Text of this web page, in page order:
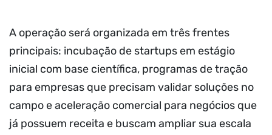
A operação será organizada em três frentes
principais: incubação de startups em estágio
inicial com base científica, programas de tração
para empresas que precisam validar soluções no
campo e aceleração comercial para negócios que
já possuem receita e buscam ampliar sua escala